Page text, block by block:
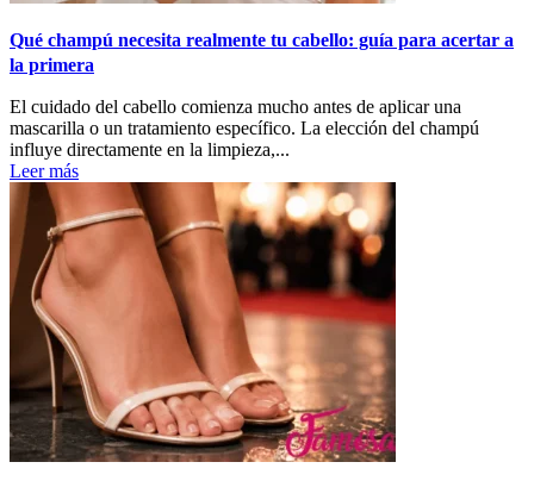
Qué champú necesita realmente tu cabello: guía para acertar a
la primera
El cuidado del cabello comienza mucho antes de aplicar una
mascarilla o un tratamiento específico. La elección del champú
influye directamente en la limpieza,...
Leer más